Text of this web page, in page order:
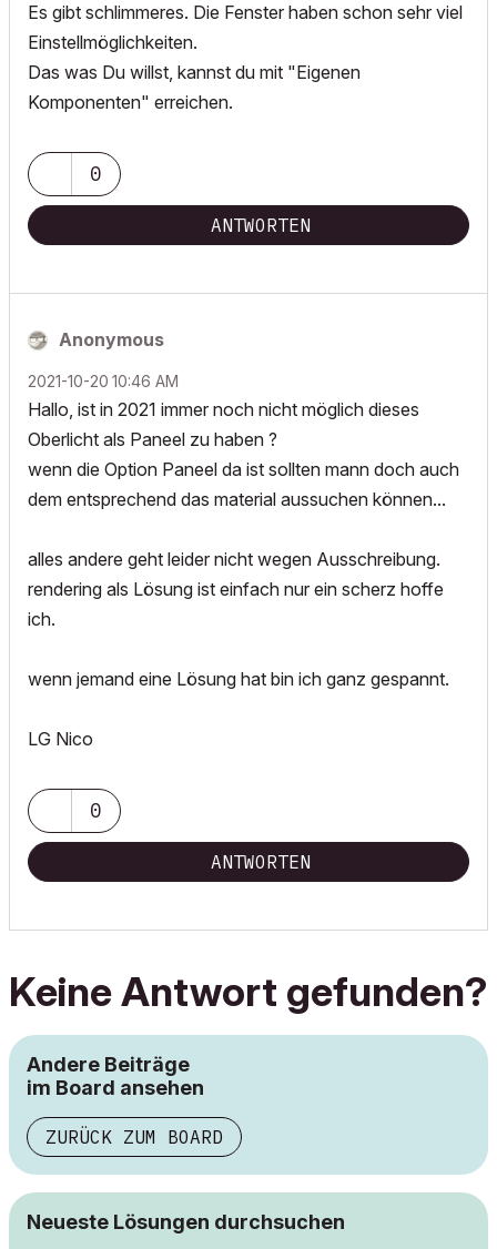
Es gibt schlimmeres. Die Fenster haben schon sehr viel
Einstellmöglichkeiten.
Das was Du willst, kannst du mit "Eigenen
Komponenten" erreichen.
0
ANTWORTEN
Anonymous
‎2021-10-20 10:46 AM
Hallo, ist in 2021 immer noch nicht möglich dieses
Oberlicht als Paneel zu haben ?
wenn die Option Paneel da ist sollten mann doch auch
dem entsprechend das material aussuchen können...
alles andere geht leider nicht wegen Ausschreibung.
rendering als Lösung ist einfach nur ein scherz hoffe
ich.
wenn jemand eine Lösung hat bin ich ganz gespannt.
LG Nico
0
ANTWORTEN
Keine Antwort gefunden?
Andere Beiträge
im Board ansehen
ZURÜCK ZUM BOARD
Neueste Lösungen durchsuchen